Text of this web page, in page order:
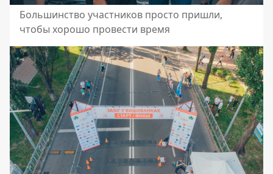
Большинство участников просто пришли,
чтобы хорошо провести время